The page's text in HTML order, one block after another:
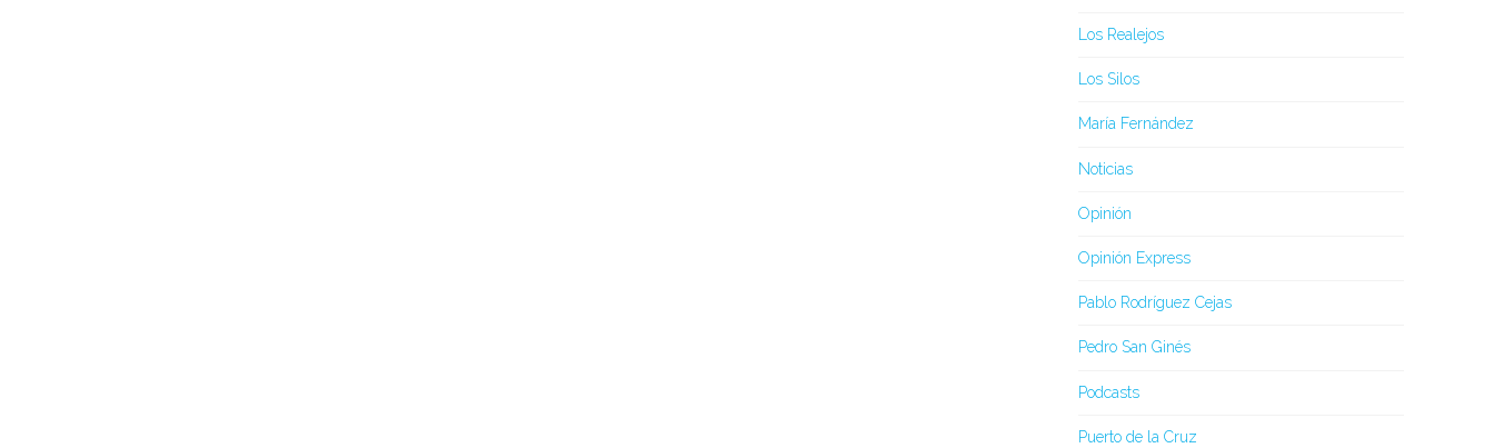
Los Realejos
Los Silos
María Fernández
Noticias
Opinión
Opinión Express
Pablo Rodríguez Cejas
Pedro San Ginés
Podcasts
Puerto de la Cruz